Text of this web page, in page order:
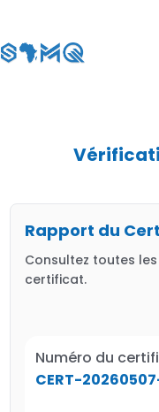
Rapport du
Consultez toutes
certificat.
Numéro du
CERT-